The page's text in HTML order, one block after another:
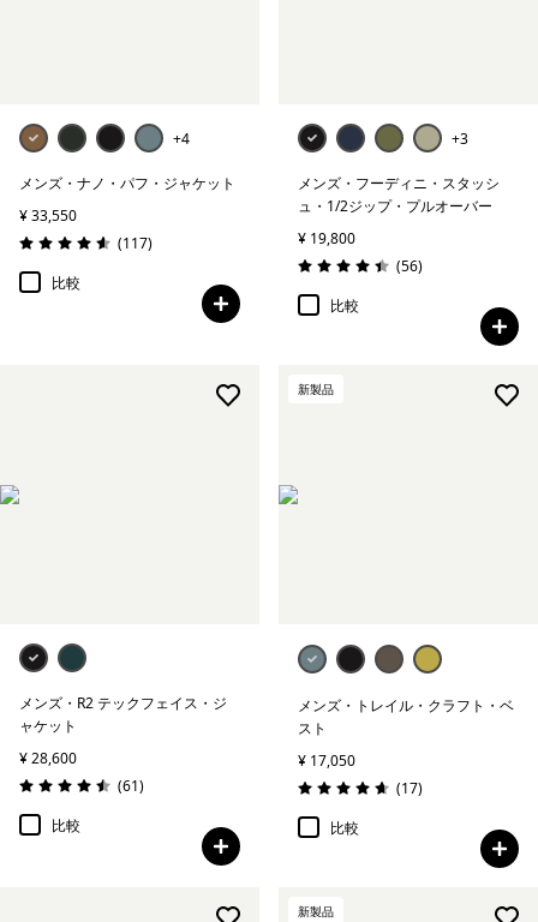
+4
メンズ・ナノ・パフ・ジャケット
¥ 33,550
評価: 4.6 / 5
(117レビュー
)
比較
+3
メンズ・フーディニ・スタッシ
ュ・1/2ジップ・プルオーバー
¥ 19,800
評価: 4.4 / 5
(56レビュー
)
比較
メンズ・R2 テックフェイス・ジ
ャケット
¥ 28,600
評価: 4.5 / 5
(61レビュー
)
比較
新製品
メンズ・トレイル・クラフト・ベ
スト
¥ 17,050
評価: 4.7 / 5
(17レビュー
)
比較
新製品